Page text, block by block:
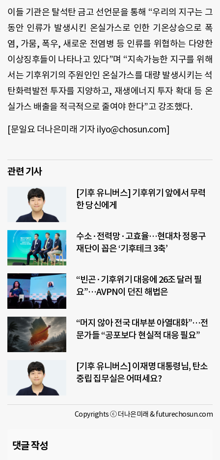
이들 기관은 탈석탄 금고 선언문을 통해 “우리의 지구는 그
동안 인류가 발생시킨 온실가스로 인한 기온상승으로 폭
염, 가뭄, 폭우, 새로운 전염병 등 인류를 위협하는 다양한
이상징후들이 나타나고 있다”며 “지속가능한 지구를 위해
서는 기후위기의 주원인인 온실가스를 대량 발생시키는 석
탄화력발전 투자를 지양하고, 재생에너지 투자 확대 등 온
실가스 배출을 적극적으로 줄여야 한다”고 강조했다.
[문일요 더나은미래 기자 ilyo@chosun.com]
관련 기사
[기후 유니버스] 기후위기 앞에서 무력
한 당신에게
수소·전력망·고효율…현대차 정몽구
재단이 꼽은 ‘기후테크 3축’
“빈곤·기후위기 대응에 26조 달러 필
요”…AVPN이 던진 해법은
“머지 않아 전국 대부분 아열대화”…전
문가들 “공포보다 현실적 대응 필요”
[기후 유니버스] 이재명 대통령님, 탄소
중립 집무실은 어떠세요?
Copyrights ⓒ 더나은미래 & futurechosun.com
댓글 작성